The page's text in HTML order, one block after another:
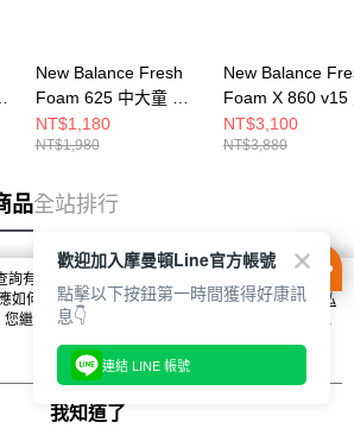
New Balance Fresh
Foam 625 中大童 休
閒鞋 PT625NP-W
NT$1,180
NT$1,980
New Balance
Foam X 860 v15
步鞋 M86057G-
NT$3,100
NT$3,880
品全站排行
有關本網站使用 cookie 方式之詳情，及若您不希
如何變更電腦的 cookie 設定，請參閱本網站「
隱私
您繼續使用本網站即表示您同意本公司得按本網站使
。
我知道了
歡迎加入摩曼頓Line官方帳號
點擊以下按鈕第一時間獲得好康訊
息👇
連結 LINE 帳號